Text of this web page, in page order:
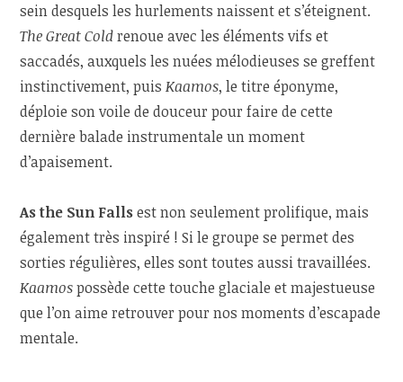
sein desquels les hurlements naissent et s’éteignent.
The Great Coldrenoue avec les éléments vifs et
saccadés, auxquels les nuées mélodieuses se greffent
instinctivement, puisKaamos, le titre éponyme,
déploie son voile de douceur pour faire de cette
dernière balade instrumentale un moment
d’apaisement.
As the Sun Fallsest non seulement prolifique, mais
également très inspiré ! Si le groupe se permet des
sorties régulières, elles sont toutes aussi travaillées.
Kaamospossède cette touche glaciale et majestueuse
que l’on aime retrouver pour nos moments d’escapade
mentale.